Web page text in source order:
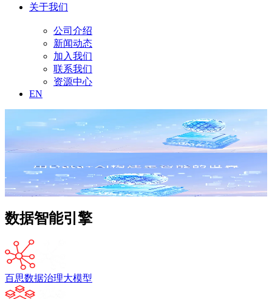
关于我们
公司介绍
新闻动态
加入我们
联系我们
资源中心
EN
用Data+AI构建更智能的世界
用Data+AI构建更智能的世界
数据智能引擎
百思数据治理大模型